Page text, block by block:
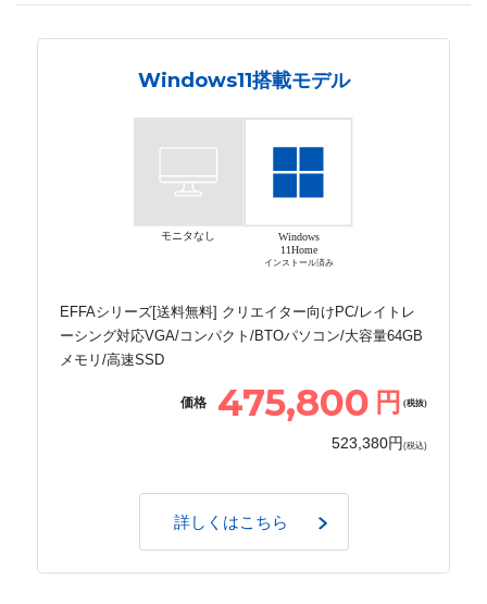
Windows11搭載モデル
モニタなし
Windows
11Home
インストール済み
EFFAシリーズ[送料無料] クリエイター向けPC/レイトレ
ーシング対応VGA/コンパクト/BTOパソコン/大容量64GB
メモリ/高速SSD
価格 475,800 円 (税抜)
523,380円 (税込)
詳しくはこちら